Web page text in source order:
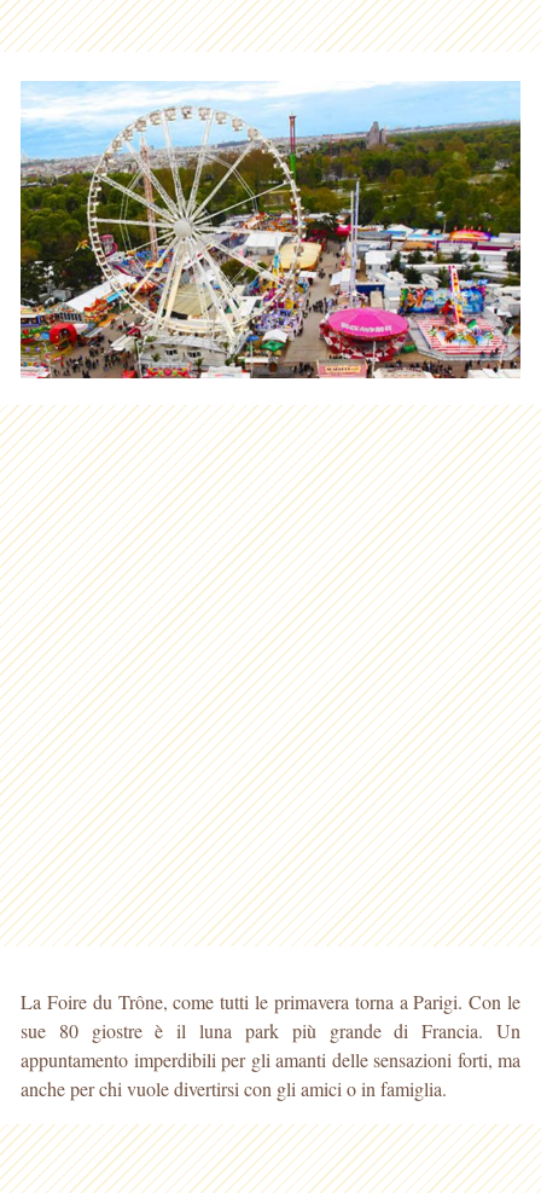
La Foire du Trône, come tutti le primavera torna a Parigi. Con le
sue 80 giostre è il luna park più grande di Francia. Un
appuntamento imperdibili per gli amanti delle sensazioni forti, ma
anche per chi vuole divertirsi con gli amici o in famiglia.